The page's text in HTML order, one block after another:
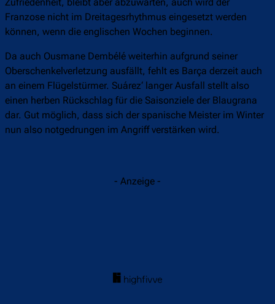
Franzose nicht im Dreitagesrhythmus eingesetzt werden
können, wenn die englischen Wochen beginnen.
Da auch Ousmane Dembélé weiterhin aufgrund seiner
Oberschenkelverletzung ausfällt, fehlt es Barça derzeit auch
an einem Flügelstürmer. Suárez‘ langer Ausfall stellt also
einen herben Rückschlag für die Saisonziele der Blaugrana
dar. Gut möglich, dass sich der spanische Meister im Winter
nun also notgedrungen im Angriff verstärken wird.
- Anzeige -